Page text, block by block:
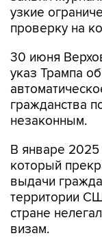
узкие
проверку на
30 июня
указ Трампа
гражданства
незаконным.
В январе 2025
который
выдачи
территории
стране
визам.